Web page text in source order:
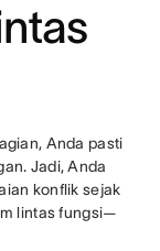
Anda pasti
Jadi, Anda
konflik sejak
lintas fungsi—